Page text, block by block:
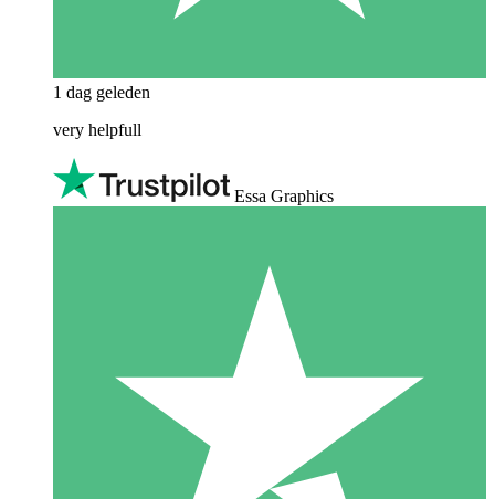
1 dag geleden
very helpfull
Essa Graphics